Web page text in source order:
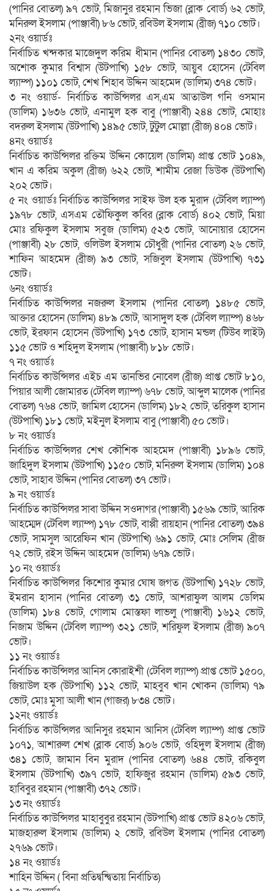
(পানির বোতল) ৯৭ ভোট, মিজানুর রহমান ভিজা (ব্লাক বোর্ড) ৬২ ভোট,
মনিরুল ইসলাম (পাঞ্জাবী) ৮৬ ভোট, রবিউল ইসলাম (ব্রীজ) ৭১০ ভোট।
২নং ওয়ার্ডঃ
নির্বাচিত খন্দকার মাজেদুল করিম ধীমান (পানির বোতল) ১৪৩০ ভোট,
অশোক কুমার বিশ্বাস (উটপাখি) ১৫৮ ভোট, আয়ুব হোসেন (টেবিল
ল্যাম্প) ১১০১ ভোট, শেখ শিহাব উদ্দিন আহমেদ (ডালিম) ৩৭৪ ভোট।
৩ নং ওয়ার্ড- নির্বাচিত কাউন্সিলর এস,এম আতাউল গনি ওসমান
(ডালিম) ১৬৩৬ ভোট, এনামুল হক বাবু (পাঞ্জাবী) ২৪৪ ভোট, মোহাঃ
বদরুল ইসলাম (উটপাখি) ১৪৯৫ ভোট, টুটুল মোল্লা (ব্রীজ) ৪০৪ ভোট।
৪নং ওয়ার্ডঃ
নির্বাচিত কাউন্সিলর রক্তিম উদ্দিন কোয়েল (ডালিম) প্রাপ্ত ভোট ১০৪৯,
খান এ করিম অকুল (ব্রীজ) ৬২২ ভোট, শামীম রেজা ডিউক (উটপাখি)
২০২ ভোট।
৫ নং ওয়ার্ডঃ নির্বাচিত কাউন্সিলর সাইফ উল হক মুরাদ (টেবিল ল্যাম্প)
১৯৭৮ ভোট, এসএম তৌফিকুল কবির (ব্লাক বোর্ড) ৪০২ ভোট, মিয়া
মোঃ রফিকুল ইসলাম সবুজ (ডালিম) ৫২৩ ভোট, আনোয়ার হোসেন
(পাঞ্জাবী) ২৮ ভোট, ওলিউল ইসলাম চৌধুরী (পানির বোতল) ২৬ ভোট,
শাফিন আহমেদ (ব্রীজ) ৯৩ ভোট, সজিবুল ইসলাম (উটপাখি) ৭৩১
ভোট।
৬নং ওয়ার্ডঃ
নির্বাচিত কাউন্সিলর নজরুল ইসলাম (পানির বোতল) ১৪৮৫ ভোট,
আক্তার হোসেন (ডালিম) ৪৮৯ ভোট, আসাদুল হক (টেবিল ল্যাম্প) ৪৬৮
ভোট, ইরফান হোসেন (উটপাখি) ১৭৩ ভোট, হাসান মন্ডল (টিউব লাইট)
১১৫ ভোট ও শহিদুল ইসলাম (পাঞ্জাবী) ৮১৮ ভোট।
৭ নং ওয়ার্ডঃ
নির্বাচিত কাউন্সিলর এইচ এম তানভির নোবেল (ব্রীজ) প্রাপ্ত ভোট ৮১০,
পিয়ার আলী জোমারত (টেবিল ল্যাম্প) ৬৭৮ ভোট, আব্দুল মালেক (পানির
বোতল) ৭৬৪ ভোট, জামিল হোসেন (ডালিম) ১৮২ ভোট, তরিকুল হাসান
(উটপাখি) ১৮১ ভোট, মইনুল ইসলাম বাবু (পাঞ্জাবী) ৫০ ভোট।
৮ নং ওয়ার্ডঃ
নির্বাচিত কাউন্সিলর শেখ কৌশিক আহমেদ (পাঞ্জাবী) ১৮৯৬ ভোট,
জাহিদুল ইসলাম (উটপাখি) ১১৫০ ভোট, মনিরুল ইসলাম (ডালিম) ১০৪
ভোট, সাহাব উদ্দিন (পানির বোতল) ৩৭ ভোট।
৯ নং ওয়ার্ডঃ
নির্বাচিত কাউন্সিলর সাবা উদ্দিন সওদাগর (পাঞ্জাবী) ১৫৬৯ ভোট, আরিক
আহম্মেদ (টেবিল ল্যাম্প) ১৭৮ ভোট, বাপ্পী রায়হান (পানির বোতল) ৩৯৪
ভোট, সামসুল আরেফিন খান (উটপাখি) ৬৯১ ভোট, মোঃ সেলিম (ব্রীজ
৭২ ভোট, রইস উদ্দিন আহমেদ (ডালিম) ৬৭৯ ভোট।
১০ নং ওয়ার্ডঃ
নির্বাচিত কাউন্সিলর কিশোর কুমার ঘোষ জগত (উটপাখি) ১৭২৮ ভোট,
ইমরান হাসান (পানির বোতল) ৩১ ভোট, আশরাফুল আলম ডেলিম
(ডালিম) ১৮৪ ভোট, গোলাম মোস্তফা লাভলু (পাঞ্জাবী) ১৬১২ ভোট,
নিজাম উদ্দিন (টেবিল ল্যাম্প) ৩২১ ভোট, শরিফুল ইসলাম (ব্রীজ) ৯০৭
ভোট।
১১ নং ওয়ার্ডঃ
নির্বাচিত কাউন্সিলর আনিস কোরাইশী (টেবিল ল্যাম্প) প্রাপ্ত ভোট ১৫০০,
জিয়াউল হক (উটপাখি) ১১২ ভোট, মাহবুব খান খোকন (ডালিম) ৭৯
ভোট, মোঃ মুসা আলী খান (গাজর) ৮৩৪ ভোট।
১২নং ওয়ার্ডঃ
নির্বাচিত কাউন্সিলর আনিসুর রহমান আনিস (টেবিল ল্যাম্প) প্রাপ্ত ভোট
১০৭১, আশারুল শেখ (ব্লাক বোর্ড) ৯০৬ ভোট, ওহিদুল ইসলাম (ব্রীজ)
৩৪১ ভোট, জামান বিন মুরাদ (পানির বোতল) ৬৪৪ ভোট, রকিবুল
ইসলাম (উটপাখি) ৩৯৭ ভোট, হাফিজুর রহমান (ডালিম) ৫৯৩ ভোট,
হাবিবুর রহমান (পাঞ্জাবী) ৩৭২ ভোট।
১৩ নং ওয়ার্ডঃ
নির্বাচিত কাউন্সিলর মাহাবুবুর রহমান (উটপাখি) প্রাপ্ত ভোট ৪২০৬ ভোট,
মাজহারুল ইসলাম (ডালিম) ২ ভোট, রবিউল ইসলাম (পানির বোতল)
২৭৬৯ ভোট।
১৪ নং ওয়ার্ডঃ
শাহিন উদ্দিন ( বিনা প্রতিদ্বন্দ্বিতায় নির্বাচিত)